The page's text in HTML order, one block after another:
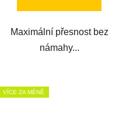
Maximální přesnost bez
námahy...
VÍCE ZA MÉNĚ